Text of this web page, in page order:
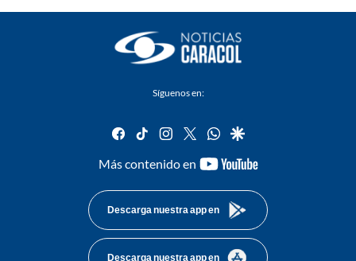
Síguenos en:
facebook
tiktok instagram
twitterwhatsapp
google
Más contenido en
youtube-
Descarga nuestra app en
Descarga nuestra app en